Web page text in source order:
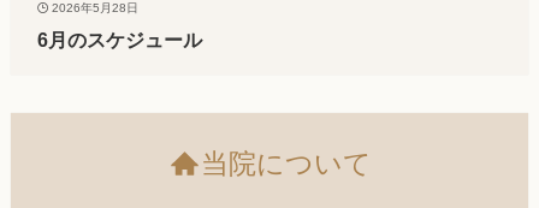
2026年5月28日
6月のスケジュール
当院について